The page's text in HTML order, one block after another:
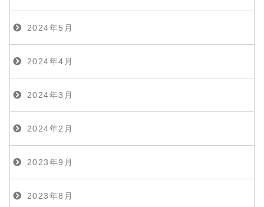
2024年5月
2024年4月
2024年3月
2024年2月
2023年9月
2023年8月